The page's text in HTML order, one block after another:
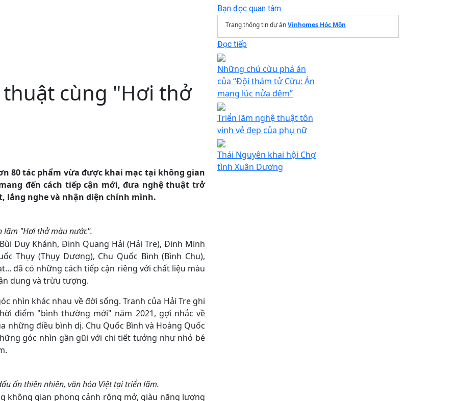
cùng "Hơi thở
80 tác phẩm vừa được khai mạc tại không gian
đến cách tiếp cận mới, đưa nghệ thuật trở
lắng nghe và nhận diện chính mình.
lãm "Hơi thở màu nước".
Duy Khánh, Đinh Quang Hải (Hải Tre), Đinh Minh
Thụy (Thụy Dương), Chu Quốc Bình (Bình Chu),
đã có những cách tiếp cận riêng với chất liệu màu
dung và trừu tượng.
nhìn khác nhau về đời sống. Tranh của Hải Tre ghi
điểm "bình thường mới" năm 2021, gợi nhắc về
điều bình dị. Chu Quốc Bình và Hoàng Quốc
góc nhìn gần gũi với chi tiết tưởng như nhỏ bé
ấn thiên nhiên, văn hóa Việt tại triển lãm.
không gian phong cảnh rộng mở, giàu năng lượng
Bạn đọc quan tâm
Trang thông tin dự ánVinhomes Hóc Môn
Đọc tiếp
Những chú cừu phá án
của “Đội thám tử Cừu: Án
mạng lúc nửa đêm”
Triển lãm nghệ thuật tôn
vinh vẻ đẹp của phụ nữ
Thái Nguyên khai hội Chợ
tình Xuân Dương